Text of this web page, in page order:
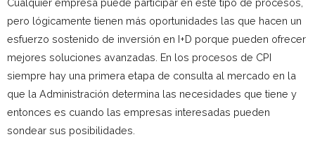
Cualquier empresa puede participar en este tipo de procesos,
pero lógicamente tienen más oportunidades las que hacen un
esfuerzo sostenido de inversión en I+D porque pueden ofrecer
mejores soluciones avanzadas. En los procesos de CPI
siempre hay una primera etapa de consulta al mercado en la
que la Administración determina las necesidades que tiene y
entonces es cuando las empresas interesadas pueden
sondear sus posibilidades.